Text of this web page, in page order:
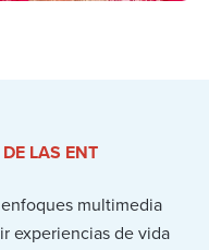
LAS ENT
multimedia
experiencias de vida